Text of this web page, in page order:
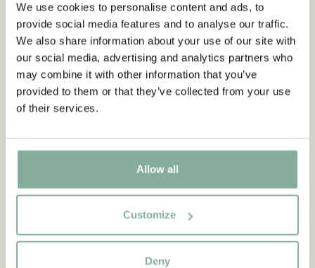
We use cookies to personalise content and ads, to
provide social media features and to analyse our traffic.
We also share information about your use of our site with
our social media, advertising and analytics partners who
may combine it with other information that you’ve
provided to them or that they’ve collected from your use
of their services.
Allow all
Customize
Deny
“Den som är väldigt stark